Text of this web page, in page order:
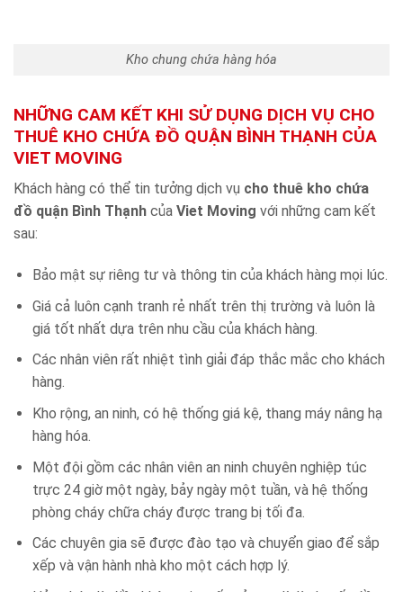
Kho chung chứa hàng hóa
NHỮNG CAM KẾT KHI SỬ DỤNG DỊCH VỤ CHO
THUÊ KHO CHỨA ĐỒ QUẬN BÌNH THẠNH CỦA
VIET MOVING
Khách hàng có thể tin tưởng dịch vụ cho thuê kho chứa
đồ quận Bình Thạnh của Viet Moving với những cam kết
sau:
Bảo mật sự riêng tư và thông tin của khách hàng mọi lúc.
Giá cả luôn cạnh tranh rẻ nhất trên thị trường và luôn là
giá tốt nhất dựa trên nhu cầu của khách hàng.
Các nhân viên rất nhiệt tình giải đáp thắc mắc cho khách
hàng.
Kho rộng, an ninh, có hệ thống giá kệ, thang máy nâng hạ
hàng hóa.
Một đội gồm các nhân viên an ninh chuyên nghiệp túc
trực 24 giờ một ngày, bảy ngày một tuần, và hệ thống
phòng cháy chữa cháy được trang bị tối đa.
Các chuyên gia sẽ được đào tạo và chuyển giao để sắp
xếp và vận hành nhà kho một cách hợp lý.